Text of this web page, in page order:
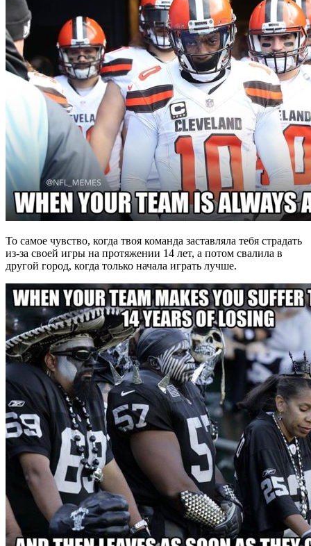
То самое чувство, когда твоя команда заставляла тебя страдать
из-за своей игры на протяжении 14 лет, а потом свалила в
другой город, когда только начала играть лучше.